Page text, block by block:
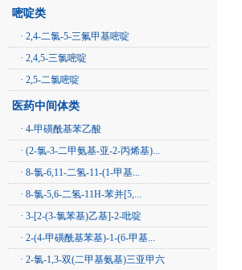
嘧啶类
· 2,4-二氯-5-三氟甲基嘧啶
· 2,4,5-三氯嘧啶
· 2,5-二氯嘧啶
医药中间体类
· 4-甲磺酰基苯乙酸
· (2-氯-3-二甲氨基-亚-2-丙烯基)...
· 8-氯-6,11-二氢-11-(1-甲基...
· 8-氯-5,6-二氢-11H-苯并[5,...
· 3-[2-(3-氯苯基)乙基]-2-吡啶
· 2-(4-甲磺酰基苯基)-1-(6-甲基...
· 2-氯-1,3-双(二甲基氨基)三亚甲六